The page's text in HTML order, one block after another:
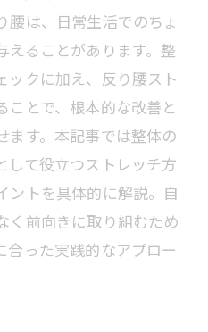
腰は、日常生活でのちょ
えることがあります。整
ックに加え、反り腰スト
ことで、根本的な改善と
ます。本記事では整体の
して役立つストレッチ方
ントを具体的に解説。自
く前向きに取り組むため
合った実践的なアプロー